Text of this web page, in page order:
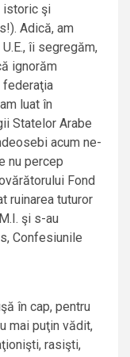
istoric şi
Adică, am
îi segregăm,
ignorăm
federaţia
luat în
Statelor Arabe
acum ne-
nu percep
Fond
ruinarea tuturor
şi s-au
Confesiunile
în cap, pentru
mai puţin vădit,
rasişti,